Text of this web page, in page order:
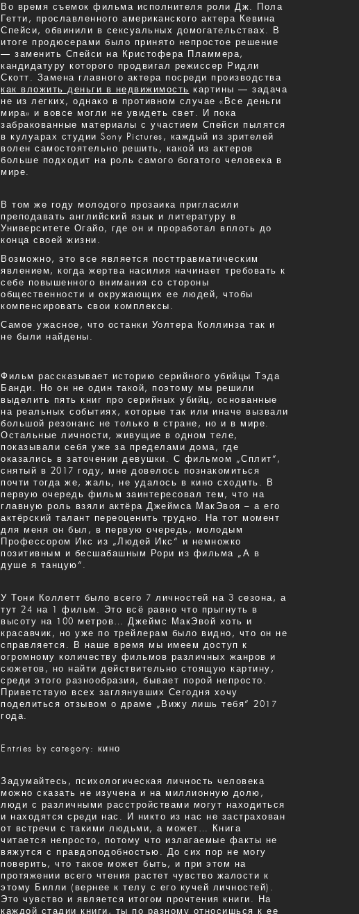
Во время съемок фильма исполнителя роли Дж. Пола
Гетти, прославленного американского актера Кевина
Спейси, обвинили в сексуальных домогательствах. В
итоге продюсерами было принято непростое решение
— заменить Спейси на Кристофера Пламмера,
кандидатуру которого продвигал режиссер Ридли
Скотт. Замена главного актера посреди производства
как вложить деньги в недвижимость картины — задача
не из легких, однако в противном случае «Все деньги
мира» и вовсе могли не увидеть свет. И пока
забракованные материалы с участием Спейси пылятся
в кулуарах студии Sony Pictures, каждый из зрителей
волен самостоятельно решить, какой из актеров
больше подходит на роль самого богатого человека в
мире.
В том же году молодого прозаика пригласили
преподавать английский язык и литературу в
Университете Огайо, где он и проработал вплоть до
конца своей жизни.
Возможно, это все является посттравматическим
явлением, когда жертва насилия начинает требовать к
себе повышенного внимания со стороны
общественности и окружающих ее людей, чтобы
компенсировать свои комплексы.
Самое ужасное, что останки Уолтера Коллинза так и
не были найдены.
Фильм рассказывает историю серийного убийцы Тэда
Банди. Но он не один такой, поэтому мы решили
выделить пять книг про серийных убийц, основанные
на реальных событиях, которые так или иначе вызвали
большой резонанс не только в стране, но и в мире.
Остальные личности, живущие в одном теле,
показывали себя уже за пределами дома, где
оказались в заточении девушки. С фильмом „Сплит“,
снятый в 2017 году, мне довелось познакомиться
почти тогда же, жаль, не удалось в кино сходить. В
первую очередь фильм заинтересовал тем, что на
главную роль взяли актёра Джеймса МакЭвоя – а его
актёрский талант переоценить трудно. На тот момент
для меня он был, в первую очередь, молодым
Профессором Икс из „Людей Икс“ и немножко
позитивным и бесшабашным Рори из фильма „А в
душе я танцую“.
У Тони Коллетт было всего 7 личностей на 3 сезона, а
тут 24 на 1 фильм. Это всё равно что прыгнуть в
высоту на 100 метров… Джеймс МакЭвой хоть и
красавчик, но уже по трейлерам было видно, что он не
справляется. В наше время мы имеем доступ к
огромному количеству фильмов различных жанров и
сюжетов, но найти действительно стоящую картину,
среди этого разнообразия, бывает порой непросто.
Приветствую всех заглянувших Сегодня хочу
поделиться отзывом о драме „Вижу лишь тебя“ 2017
года.
Entries by category: кино
Задумайтесь, психологическая личность человека
можно сказать не изучена и на миллионную долю,
люди с различными расстройствами могут находиться
и находятся среди нас. И никто из нас не застрахован
от встречи с такими людьми, а может… Книга
читается непросто, потому что излагаемые факты не
вяжутся с правдоподобностью. До сих пор не могу
поверить, что такое может быть, и при этом на
протяжении всего чтения растет чувство жалости к
этому Билли (вернее к телу с его кучей личностей).
Это чувство и является итогом прочтения книги. На
каждой стадии книги, ты по разному относишься к ее